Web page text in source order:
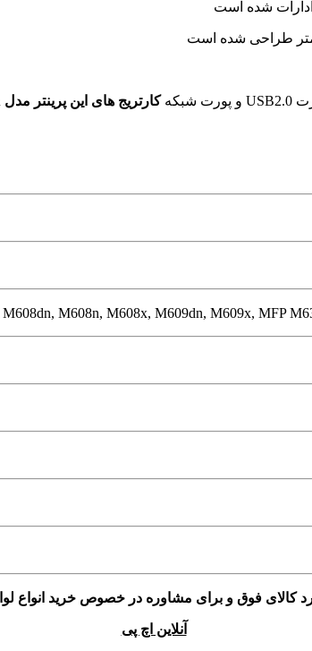
ادارات شده است
طراحی شده است
کارتریج های این پرینتر مدل HP 37A میباشد
کالای فوق و برای مشاوره در خصوص خرید انواع
آنلاین اچ پی